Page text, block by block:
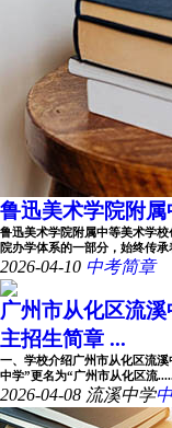
鲁迅美术学院附属
鲁迅美术学院附属中等美术学
院办学体系的一部分，始终传承
2026-04-10 中考简章
广州市从化区流
主招生简章 ...
一、学校介绍广州市从化区流
中学”更名为“广州市从化区流
2026-04-08 流溪中学